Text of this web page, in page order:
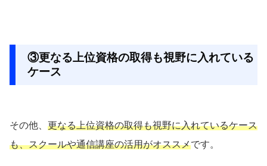
③更なる上位資格の取得も視野に入れている
ケース
その他、 更なる上位資格の取得も視野に入れているケース
も、スクールや通信講座の活用がオススメです。